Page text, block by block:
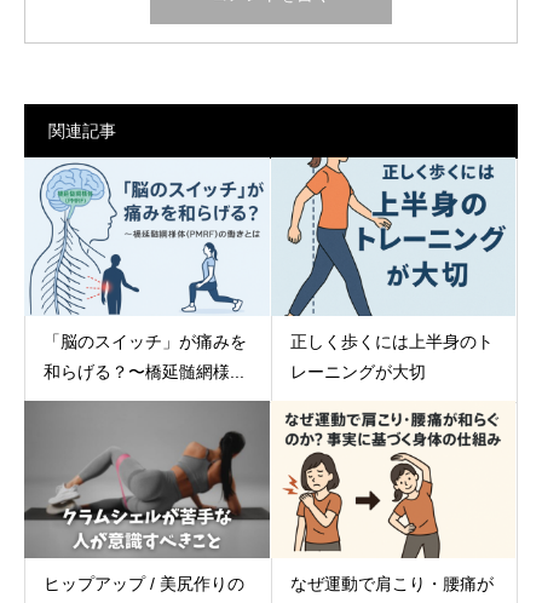
関連記事
「脳のスイッチ」が痛みを
和らげる？〜橋延髄網様...
正しく歩くには上半身のト
レーニングが大切
ヒップアップ / 美尻作りの
なぜ運動で肩こり・腰痛が